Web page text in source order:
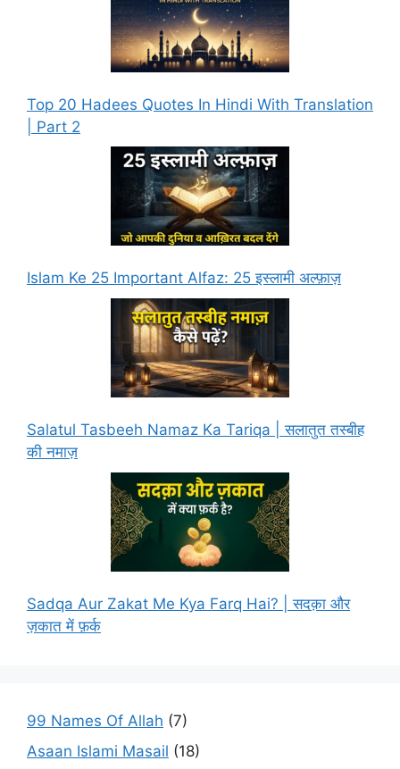
Top 20 Hadees Quotes In Hindi With Translation
| Part 2
Islam Ke 25 Important Alfaz: 25 इस्लामी अल्फ़ाज़
Salatul Tasbeeh Namaz Ka Tariqa | सलातुत तस्बीह
की नमाज़
Sadqa Aur Zakat Me Kya Farq Hai? | सदक़ा और
ज़कात में फ़र्क
99 Names Of Allah (7)
Asaan Islami Masail (18)